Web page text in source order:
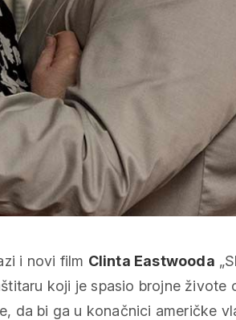
i novi film Clinta Eastwooda „
koji je spasio brojne živote
da bi ga u konačnici američke